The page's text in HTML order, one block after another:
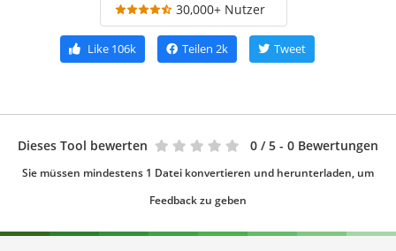
30,000+ Nutzer
Like 106k Teilen 2k Tweet
Dieses Tool bewerten 0 / 5 - 0 Bewertungen
Sie müssen mindestens 1 Datei konvertieren und herunterladen, um
Feedback zu geben